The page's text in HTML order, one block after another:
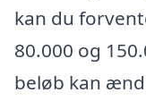
kan du
80.000 og
beløb kan